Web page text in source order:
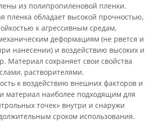
из полипропиленовой пленки.
пленка обладает высокой прочностью,
к агрессивным средам,
деформациям (не рвется и
нанесении) и воздействию высоких и
Материал сохраняет свои свойства
растворителями.
к воздействию внешних факторов и
материал наиболее подходящим для
точек» внутри и снаружи
сроком использования.